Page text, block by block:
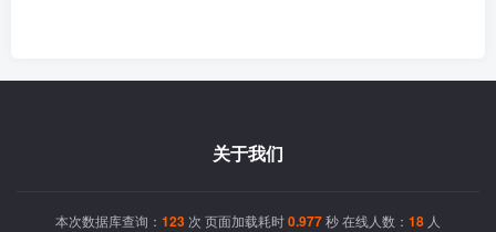
关于我们
本次数据库查询： 123 次 页面加载耗时0.977秒 在线人数： 18 人